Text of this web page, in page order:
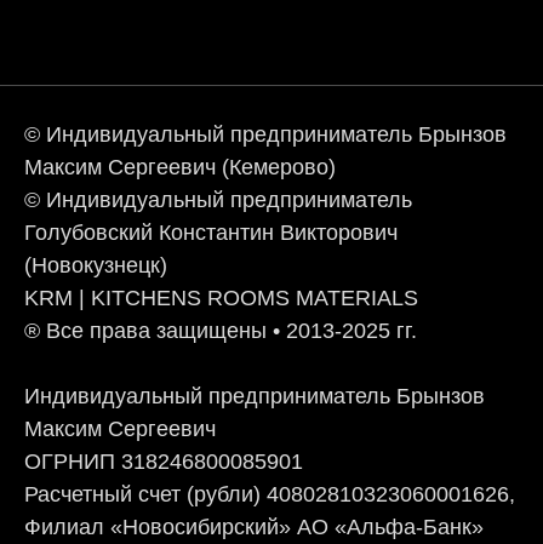
© Индивидуальный предприниматель Брынзов
Максим Сергеевич (Кемерово)
© Индивидуальный предприниматель
Голубовский Константин Викторович
(Новокузнецк)
KRM | KITCHENS ROOMS MATERIALS
® Все права защищены • 2013-2025 гг.
Индивидуальный предприниматель Брынзов
Максим Сергеевич
ОГРНИП 318246800085901
Расчетный счет (рубли) 40802810323060001626,
Филиал «Новосибирский» АО «Альфа-Банк»